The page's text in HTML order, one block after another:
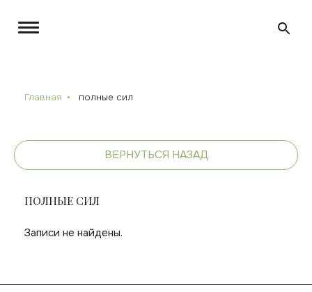
Главная полные сил
ВЕРНУТЬСЯ НАЗАД
ПОЛНЫЕ СИЛ
Записи не найдены.